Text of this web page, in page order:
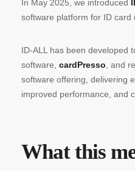
In May 2025, we introduced
software platform for ID card
ID-ALL has been developed
software, cardPresso , and
software offering, delivering
improved performance, and
What this